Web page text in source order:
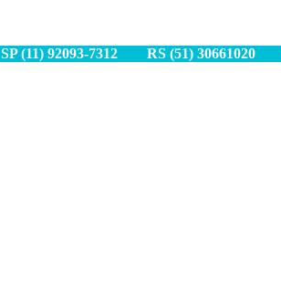
SP (11) 92093-7312 RS (51) 30661020